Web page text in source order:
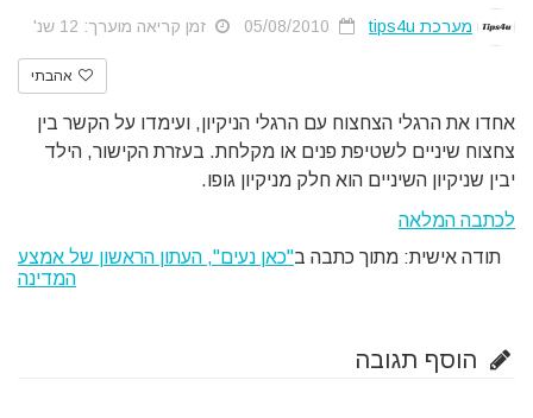
מערכת tips4u זמן קריאה מוערך: 12 שנ'
אהבתי
אחדו את הרגלי הצחצוח עם הרגלי הניקיון, ועימדו על הקשר בין
צחצוח שיניים לשטיפת פנים או מקלחת. בעזרת הקישור, הילד
יבין שניקיון השיניים הוא חלק מניקיון גופו.
לכתבה המלאה
תודה אישית: מתוך כתבה ב"כאן נעים", העתון הראשון של אמצע
המדינה
הוסף תגובה